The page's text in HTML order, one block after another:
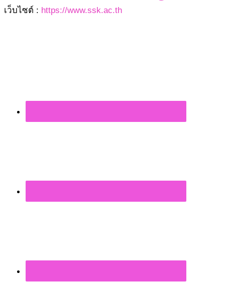
เว็บไซต์ : https://www.ssk.ac.th